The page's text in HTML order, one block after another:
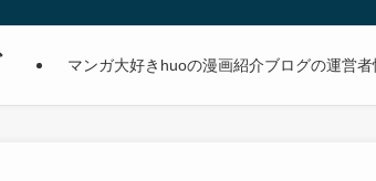
マンガ大好きhuoの漫画紹介ブログの運営者